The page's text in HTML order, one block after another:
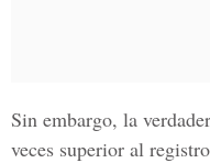
Sin embargo, la
veces superior al